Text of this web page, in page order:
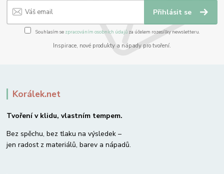
Přihlásit se
Souhlasím se zpracováním osobních údajůza účelem rozesílky newsletteru.
Inspirace, nové produkty a nápady pro tvoření.
Korálek.net
Tvoření v klidu, vlastním tempem.
Bez spěchu, bez tlaku na výsledek –
jen radost z materiálů, barev a nápadů.